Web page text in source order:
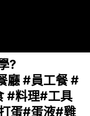
?
廳 #員工餐 #
#料理#工具
蛋#蛋液#雞